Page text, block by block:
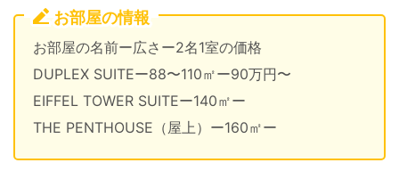
お部屋の情報
お部屋の名前ー広さー2名1室の価格
DUPLEX SUITEー88〜110㎡ー90万円〜
EIFFEL TOWER SUITEー140㎡ー
THE PENTHOUSE（屋上）ー160㎡ー